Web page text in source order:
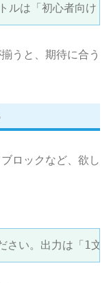
ルは「初心者向け
うと、期待に合う
ロックなど、欲し
さい。出力は「1文